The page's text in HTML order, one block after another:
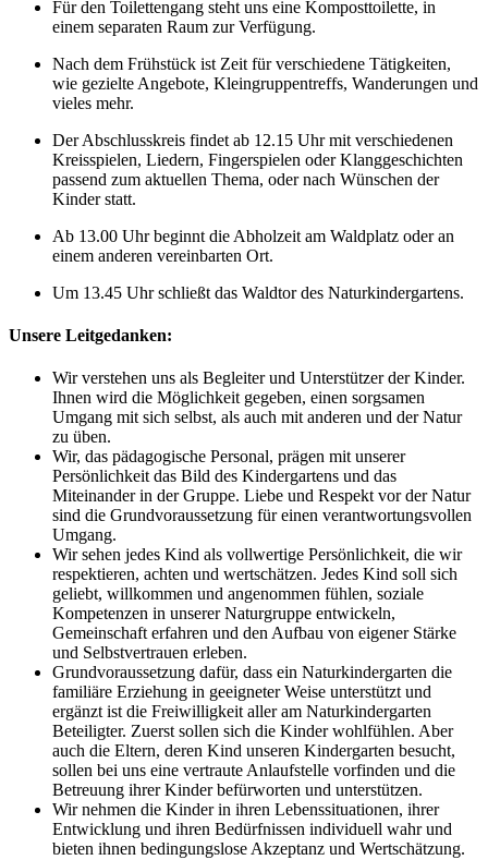
Für den Toilettengang steht uns eine Komposttoilette, in
einem separaten Raum zur Verfügung.
Nach dem Frühstück ist Zeit für verschiedene Tätigkeiten,
wie gezielte Angebote, Kleingruppentreffs, Wanderungen und
vieles mehr.
Der Abschlusskreis findet ab 12.15 Uhr mit verschiedenen
Kreisspielen, Liedern, Fingerspielen oder Klanggeschichten
passend zum aktuellen Thema, oder nach Wünschen der
Kinder statt.
Ab 13.00 Uhr beginnt die Abholzeit am Waldplatz oder an
einem anderen vereinbarten Ort.
Um 13.45 Uhr schließt das Waldtor des Naturkindergartens.
Unsere Leitgedanken:
Wir verstehen uns als Begleiter und Unterstützer der Kinder.
Ihnen wird die Möglichkeit gegeben, einen sorgsamen
Umgang mit sich selbst, als auch mit anderen und der Natur
zu üben.
Wir, das pädagogische Personal, prägen mit unserer
Persönlichkeit das Bild des Kindergartens und das
Miteinander in der Gruppe. Liebe und Respekt vor der Natur
sind die Grundvoraussetzung für einen verantwortungsvollen
Umgang.
Wir sehen jedes Kind als vollwertige Persönlichkeit, die wir
respektieren, achten und wertschätzen. Jedes Kind soll sich
geliebt, willkommen und angenommen fühlen, soziale
Kompetenzen in unserer Naturgruppe entwickeln,
Gemeinschaft erfahren und den Aufbau von eigener Stärke
und Selbstvertrauen erleben.
Grundvoraussetzung dafür, dass ein Naturkindergarten die
familiäre Erziehung in geeigneter Weise unterstützt und
ergänzt ist die Freiwilligkeit aller am Naturkindergarten
Beteiligter. Zuerst sollen sich die Kinder wohlfühlen. Aber
auch die Eltern, deren Kind unseren Kindergarten besucht,
sollen bei uns eine vertraute Anlaufstelle vorfinden und die
Betreuung ihrer Kinder befürworten und unterstützen.
Wir nehmen die Kinder in ihren Lebenssituationen, ihrer
Entwicklung und ihren Bedürfnissen individuell wahr und
bieten ihnen bedingungslose Akzeptanz und Wertschätzung.